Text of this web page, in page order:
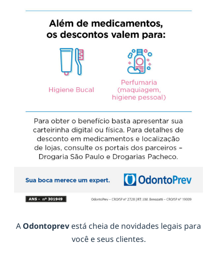
A Odontoprev está cheia de novidades legais para
você e seus clientes.